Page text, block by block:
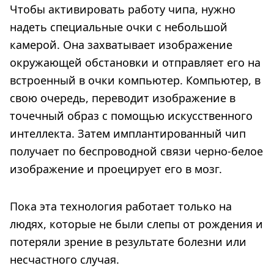
Чтобы активировать работу чипа, нужно
надеть специальные очки с небольшой
камерой. Она захватывает изображение
окружающей обстановки и отправляет его на
встроенный в очки компьютер. Компьютер, в
свою очередь, переводит изображение в
точечный образ с помощью искусственного
интеллекта. Затем имплантированный чип
получает по беспроводной связи черно-белое
изображение и проецирует его в мозг.
Пока эта технология работает только на
людях, которые не были слепы от рождения и
потеряли зрение в результате болезни или
несчастного случая.